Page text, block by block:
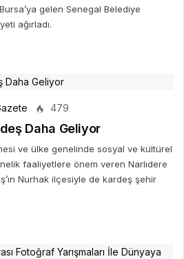
gelen Senegal Belediye
ağırladı.
479
Daha Geliyor
ve ülke genelinde sosyal ve kültürel
faaliyetlere önem veren Narlıdere
Nurhak ilçesiyle de kardeş şehir